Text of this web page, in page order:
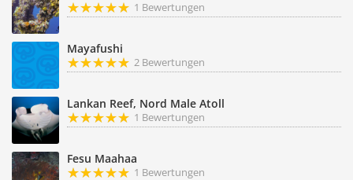
1 Bewertungen
Mayafushi
2 Bewertungen
Lankan Reef, Nord Male Atoll
1 Bewertungen
Fesu Maahaa
1 Bewertungen